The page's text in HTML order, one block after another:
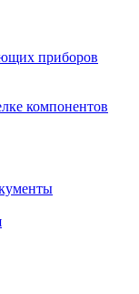
приборов
компонентов